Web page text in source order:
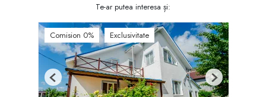
Te-ar putea interesa și:
Comision 0% Exclusivitate
Previous Next